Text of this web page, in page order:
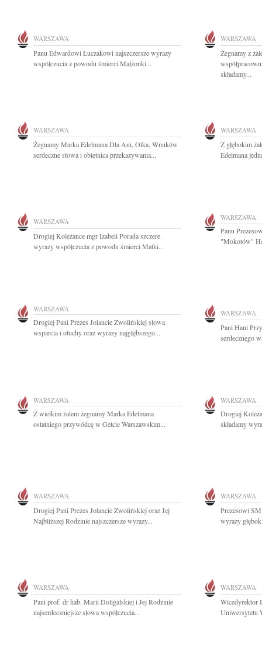
WARSZAWA
Panu Edwardowi Łuczakowi najszczersze wyrazy
współczucia z powodu śmierci Małżonki...
WARSZAWA
Żegnamy z
składamy...
WARSZAWA
Żegnamy Marka Edelmana Dla Ani, Olka, Wnuków
serdeczne słowa i obietnica przekazywania...
WARSZAWA
Z głębokim
Edelmana
WARSZAWA
Drogiej Koleżance mgr Izabeli Porada szczere
wyrazy współczucia z powodu śmierci Matki...
WARSZAWA
Panu
"Mokotów"
WARSZAWA
Drogiej Pani Prezes Jolancie Zwolińskiej słowa
wsparcia i otuchy oraz wyrazy najgłębszego...
WARSZAWA
Pani Hani
serdecznego
WARSZAWA
Z wielkim żalem żegnamy Marka Edelmana
ostatniego przywódcę w Getcie Warszawskim...
WARSZAWA
Drogiej
składamy
WARSZAWA
Drogiej Pani Prezes Jolancie Zwolińskiej oraz Jej
Najbliższej Rodzinie najszczersze wyrazy...
WARSZAWA
Prezesowi
wyrazy
WARSZAWA
Pani prof. dr hab. Marii Doligalskiej i Jej Rodzinie
najserdeczniejsze słowa współczucia...
WARSZAWA
Wicedyrektor
Uniwersytetu